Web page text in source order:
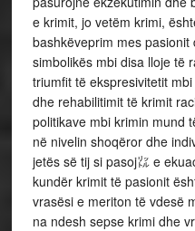
e krimit, jo vetëm krimi,
bashkëveprim mes
simbolikës mbi disa lloje të
triumfit të ekspresivitetit
dhe rehabilitimit të krimit
politikave mbi krimin mund
në nivelin shoqëror dhe
jetës së tij si pasoj㍑ e
kundër krimit të pasionit
vrasësi e meriton të vdesë
na ndesh sepse krimi dhe